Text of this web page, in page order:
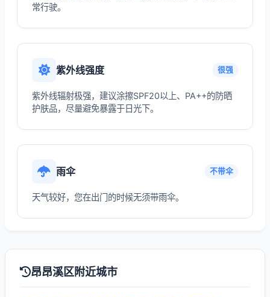
常行驶。
紫外线强度 很强
紫外线辐射极强，建议涂擦SPF20以上、PA++的防晒
护肤品，尽量避免暴露于日光下。
雨伞 不带伞
天气较好，您在出门的时候无须带雨伞。
昂昂溪区附近城市